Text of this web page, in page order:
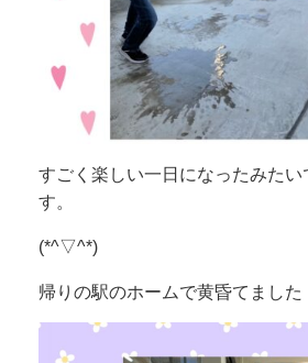
すごく楽しい一日になったみた
す。
(*^▽^*)
帰りの駅のホームで黄昏てました